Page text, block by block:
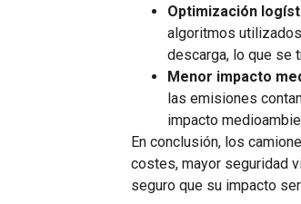
Optimización
algoritmos
descarga, lo que se
Menor impacto
las emisiones
impacto
En conclusión, los
costes, mayor seguridad
seguro que su impacto